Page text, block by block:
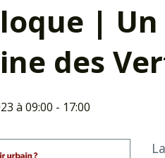
|
des
à 09:00 - 17:00